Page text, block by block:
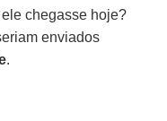
chegasse hoje?
enviados
.